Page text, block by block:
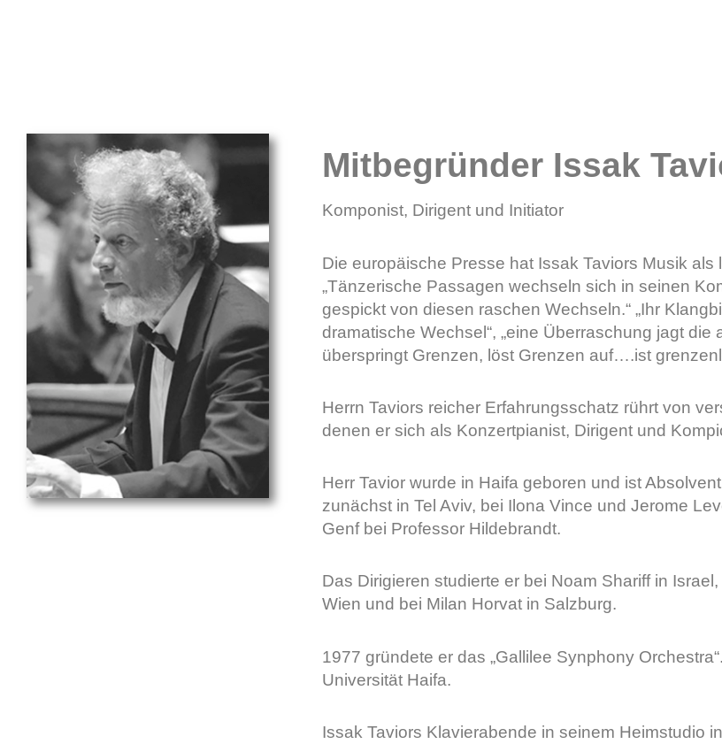
Mitbegründer Issak
Komponist, Dirigent und Initiator
Die europäische Presse hat Issak Taviors Musik
„Tänzerische Passagen wechseln sich in seinen
gespickt von diesen raschen Wechseln.“ „Ihr
dramatische Wechsel“, „eine Überraschung jagt
überspringt Grenzen, löst Grenzen auf….ist
Herrn Taviors reicher Erfahrungsschatz rührt von
denen er sich als Konzertpianist, Dirigent und
Herr Tavior wurde in Haifa geboren und ist
zunächst in Tel Aviv, bei Ilona Vince und Jerome
Genf bei Professor Hildebrandt.
Das Dirigieren studierte er bei Noam Shariff in
Wien und bei Milan Horvat in Salzburg.
1977 gründete er das „Gallilee Synphony
Universität Haifa.
Issak Taviors Klavierabende in seinem Heimstudio